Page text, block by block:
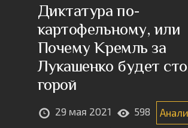
Диктатура по-
картофельному, или
Почему Кремль за
Лукашенко будет
горой
29 мая 2021 598